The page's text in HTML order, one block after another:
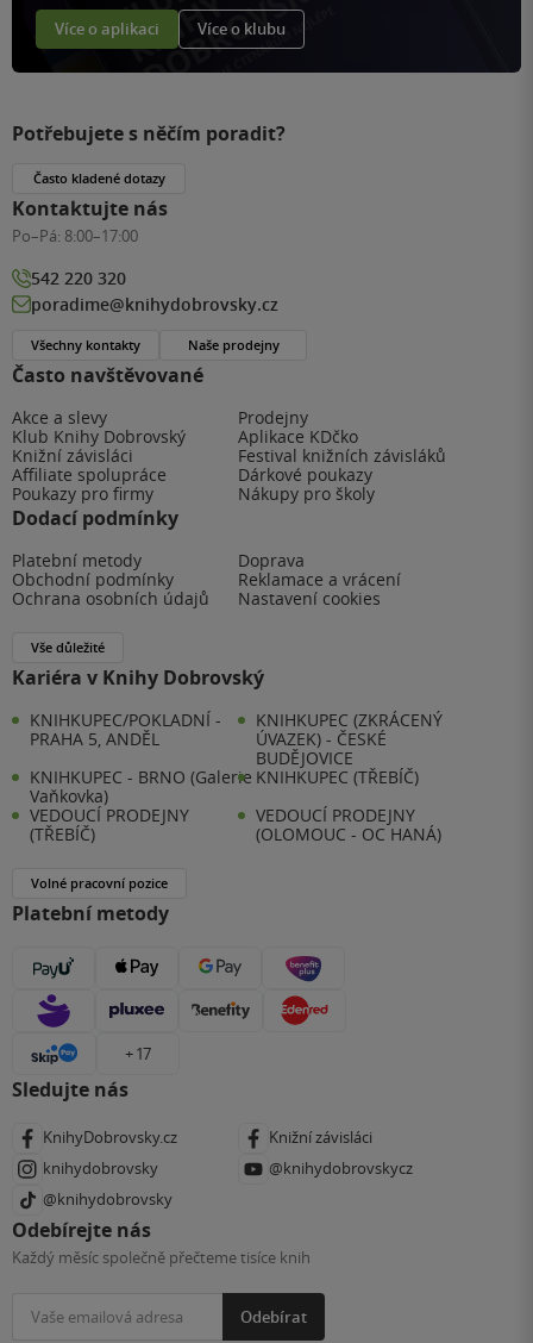
Více o aplikaci Více o klubu
Často navštěvované
Akce a slevy
Prodejny
Klub Knihy Dobrovský
Aplikace KDčko
Knižní závisláci
Festival knižních závisláků
Affiliate spolupráce
Dárkové poukazy
Poukazy pro firmy
Nákupy pro školy
Dodací podmínky
Platební metody
Doprava
Obchodní podmínky
Reklamace a vrácení
Ochrana osobních údajů
Nastavení cookies
Vše důležité
Kariéra v Knihy Dobrovský
KNIHKUPEC/POKLADNÍ -
PRAHA 5, ANDĚL
KNIHKUPEC (ZKRÁCENÝ
ÚVAZEK) - ČESKÉ
BUDĚJOVICE
KNIHKUPEC - BRNO (Galerie
Vaňkovka)
KNIHKUPEC (TŘEBÍČ)
VEDOUCÍ PRODEJNY
(TŘEBÍČ)
VEDOUCÍ PRODEJNY
(OLOMOUC - OC HANÁ)
Volné pracovní pozice
Platební metody
+ 17
Sledujte nás
KnihyDobrovsky.cz
Knižní závisláci
knihydobrovsky
@knihydobrovskycz
@knihydobrovsky
Odebírejte nás
Každý měsíc společně přečteme tisíce knih
Odebírat
Potřebujete s něčím poradit?
Často kladené dotazy
Kontaktujte nás
Po–Pá: 8:00–17:00
542 220 320
poradime@knihydobrovsky.cz
Všechny kontakty Naše prodejny